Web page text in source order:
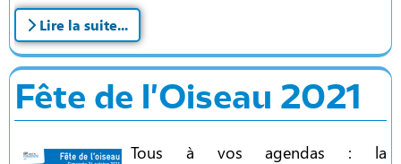
Lire la suite...
Fête de l'Oiseau 2021
Tous à vos agendas : la